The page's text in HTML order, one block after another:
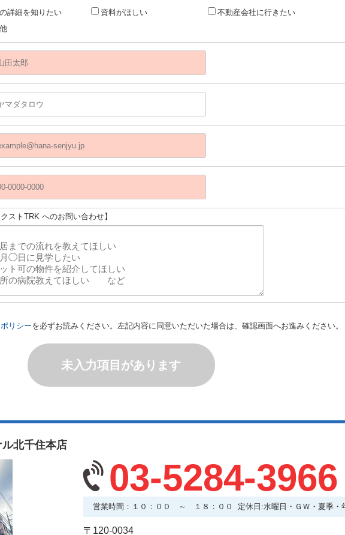
詳細を知りたい 資料がほしい
不動産会社に行きたい
クストTRK へのお問い合わせ】
リシーを必ずお読みください。左記内容に同意いただいた場合は、確認画面へお進みください。
未入力項目があります
北千住本店
03-5284-3966
営業時間：１０：００ ～ １８：００ 定休日:水曜日・ＧＷ・夏季・
〒120-0034